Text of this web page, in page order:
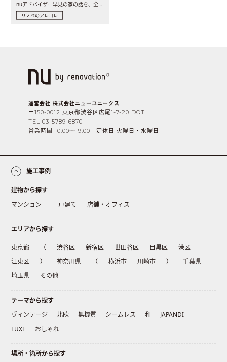
nuアドバイザー早見の家の話を、全4話でお届け。リノベーションを..
リノベのアレコレ
運営会社 株式会社ニューユニークス
〒150-0012 東京都渋谷区広尾1-7-20 DOT
TEL 03-5789-6870
営業時間 10:00〜19:00 定休日 火曜日・水曜日
施工事例
建物から探す
マンション
一戸建て 店舗・オフィス
エリアから探す
東京都 （ 渋谷区 新宿区 世田谷区 目黒区
港区
江東区
） 神奈川県 （ 横浜市 川崎市 ）
千葉県
埼玉県
その他
テーマから探す
ヴィンテージ
北欧 無機質 シームレス 和
JAPANDI
LUXE
おしゃれ
場所・箇所から探す